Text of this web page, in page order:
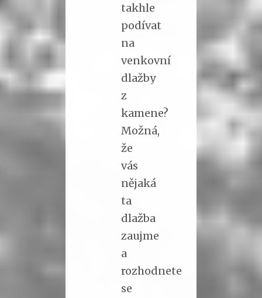
takhle
podívat
na
venkovní
dlažby
z
kamene?
Možná,
že
vás
nějaká
ta
dlažba
zaujme
a
rozhodnete
se